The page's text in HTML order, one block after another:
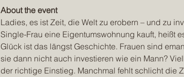
About the event
Ladies, es ist Zeit, die Welt zu erobern – und zu
Single-Frau eine Eigentumswohnung kauft, heißt
Glück ist das längst Geschichte. Frauen sind
sie dann nicht auch investieren wie ein Mann?
der richtige Einstieg. Manchmal fehlt schlicht die